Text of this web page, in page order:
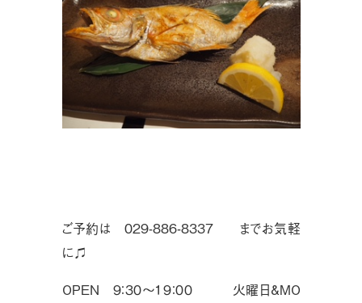
ご予約は 029-886-8337 までお気軽
に♫
OPEN ９：３０〜１９：００ 火曜日&MO